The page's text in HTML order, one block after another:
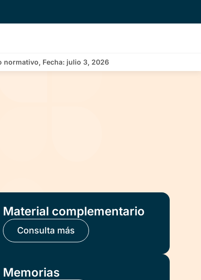
normativo, Fecha: julio 3, 2026
Material complementario
Consulta más
Memorias